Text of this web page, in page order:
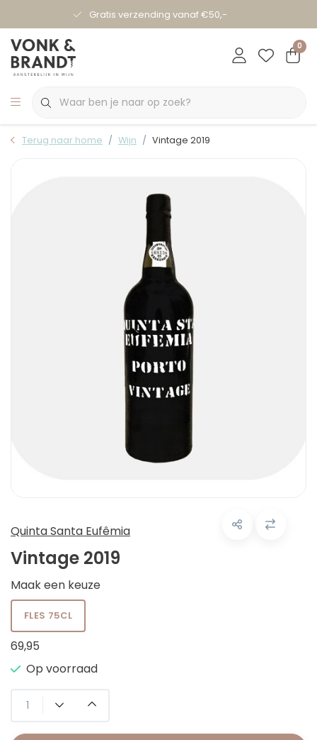
Gratis verzending vanaf €50,-
0
Terug naar home Wijn Vintage 2019
Quinta Santa Eufêmia
Vintage 2019
Maak een keuze
FLES 75CL
69,95
Op voorraad